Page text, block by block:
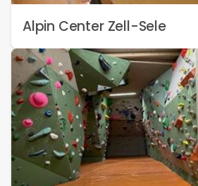
Alpin Center Zell-Sele